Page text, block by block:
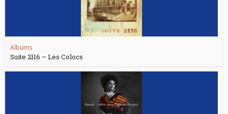
Albums
Suite 2116 – Les Colocs